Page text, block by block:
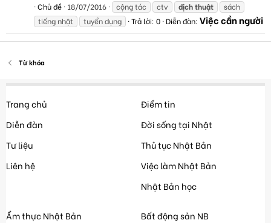
Chủ đề 18/07/2016 cộng tác ctv dịchthuật
sách
tiếng nhật
tuyển dụng Trả lời: 0 Diễn đàn: Việc cần người
Từ khóa
Trang chủ
Diễn đàn
Tư liệu
Liên hệ
Điểm tin
Đời sống tại Nhật
Thủ tục Nhật Bản
Việc làm Nhật Bản
Nhật Bản học
Ẩm thực Nhật Bản
Bất động sản NB